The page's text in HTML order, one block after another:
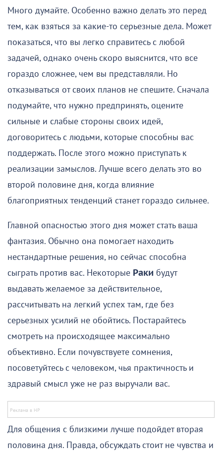
Много думайте. Особенно важно делать это перед
тем, как взяться за какие-то серьезные дела. Может
показаться, что вы легко справитесь с любой
задачей, однако очень скоро выяснится, что все
гораздо сложнее, чем вы представляли. Но
отказываться от своих планов не спешите. Сначала
подумайте, что нужно предпринять, оцените
сильные и слабые стороны своих идей,
договоритесь с людьми, которые способны вас
поддержать. После этого можно приступать к
реализации замыслов. Лучше всего делать это во
второй половине дня, когда влияние
благоприятных тенденций станет гораздо сильнее.
Главной опасностью этого дня может стать ваша
фантазия. Обычно она помогает находить
нестандартные решения, но сейчас способна
сыграть против вас. Некоторые Раки будут
выдавать желаемое за действительное,
рассчитывать на легкий успех там, где без
серьезных усилий не обойтись. Постарайтесь
смотреть на происходящее максимально
объективно. Если почувствуете сомнения,
посоветуйтесь с человеком, чья практичность и
здравый смысл уже не раз выручали вас.
Для общения с близкими лучше подойдет вторая
половина дня. Правда, обсуждать стоит не чувства и